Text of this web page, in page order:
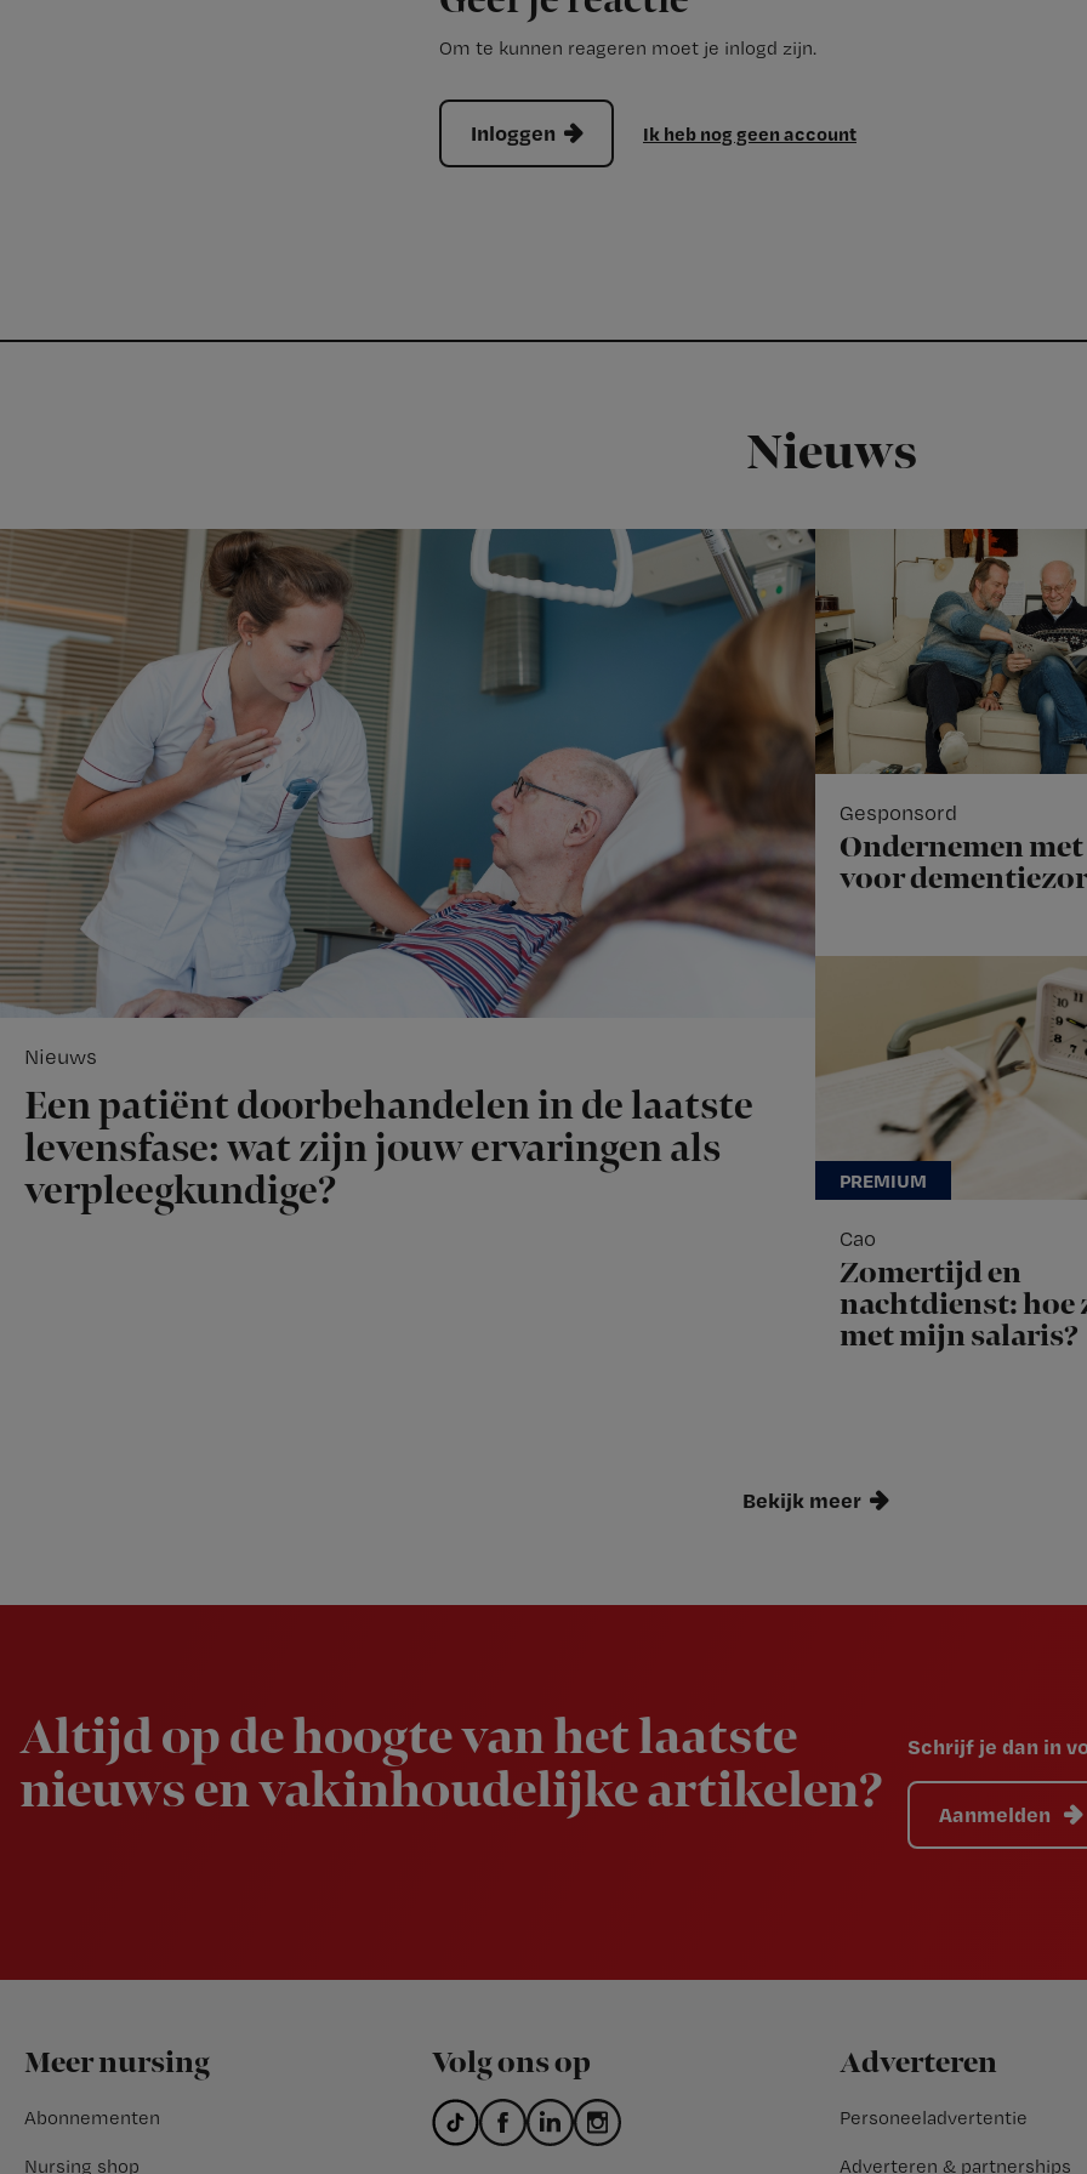
Om te kunnen reageren moet je inlogd zijn.
Inloggen Ik heb nog geen account
Nieuws
Nieuws
Een patiënt doorbehandelen in de laatste
levensfase: wat zijn jouw ervaringen als
verpleegkundige?
Gesponsord
Ondernemen
voor
Cao
Zomertijd en
nachtdienst: hoe
met mijn salaris?
Bekijk meer
Altijd op de hoogte van het laatste
nieuws en vakinhoudelijke artikelen?
Schrijf je dan in
Aanmelden
Footer
Meer nursing
Abonnementen
Nursing shop
Volg ons op Adverteren
Personeeladvertentie
Adverteren & partnerships